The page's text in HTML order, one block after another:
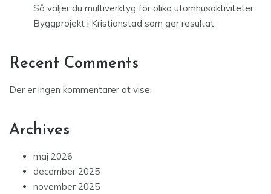
Så väljer du multiverktyg för olika utomhusaktiviteter
Byggprojekt i Kristianstad som ger resultat
Recent Comments
Der er ingen kommentarer at vise.
Archives
maj 2026
december 2025
november 2025